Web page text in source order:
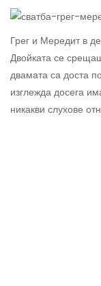
Грег и Мередит в
Двойката се
двамата са доста
изглежда досега
никакви слухове